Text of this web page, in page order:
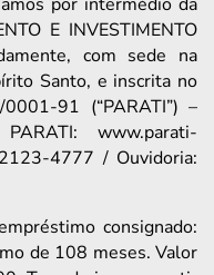
E INVESTIMENTO
com sede na
Santo, e inscrita no
91 (“PARATI”) –
www.parati-
4777 / Ouvidoria:
consignado:
de 108 meses. Valor